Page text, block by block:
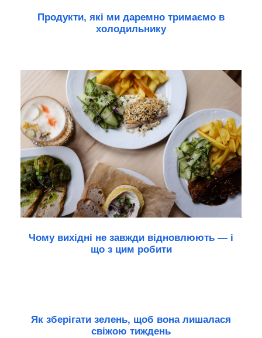
Продукти, які ми даремно тримаємо в
холодильнику
Чому вихідні не завжди відновлюють — і
що з цим робити
Як зберігати зелень, щоб вона лишалася
свіжою тиждень